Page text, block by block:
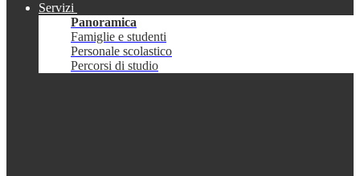
Servizi
Panoramica
Famiglie e studenti
Personale scolastico
Percorsi di studio